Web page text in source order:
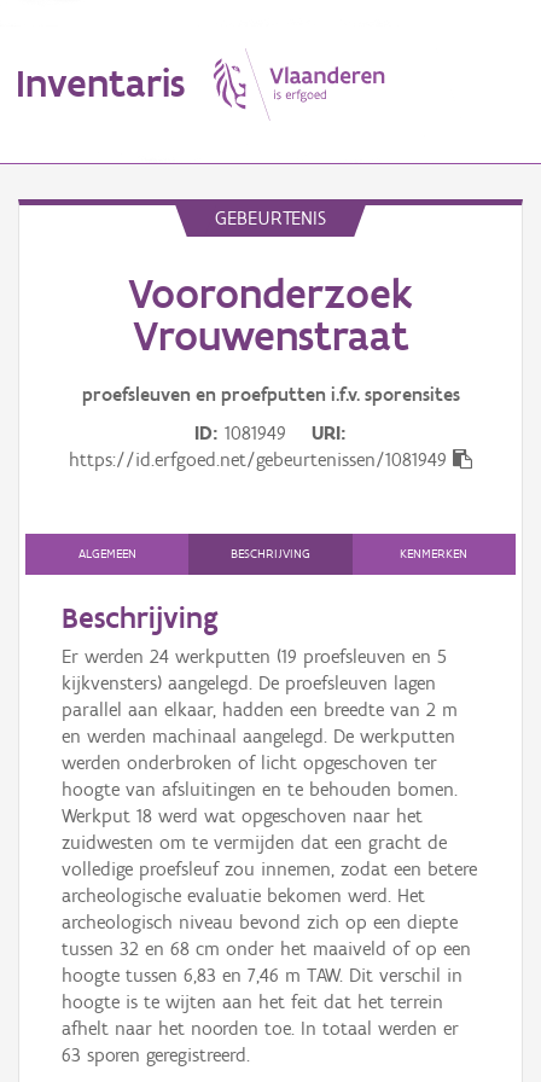
Inventaris
Aanduidingsobject
Waarneming
Persoon of collectief
Downloads
Hergebruik
Aanmelden
GEBEURTENIS
Vooronderzoek
Vrouwenstraat
proefsleuven en proefputten i.f.v. sporensites
ID 1081949
URI
https://id.erfgoed.net/gebeurtenissen/1081949
ALGEMEEN BESCHRIJVING KENMERKEN
Beschrijving
Er werden 24 werkputten (19 proefsleuven en 5
kijkvensters) aangelegd. De proefsleuven lagen
parallel aan elkaar, hadden een breedte van 2 m
en werden machinaal aangelegd. De werkputten
werden onderbroken of licht opgeschoven ter
hoogte van afsluitingen en te behouden bomen.
Werkput 18 werd wat opgeschoven naar het
zuidwesten om te vermijden dat een gracht de
volledige proefsleuf zou innemen, zodat een betere
archeologische evaluatie bekomen werd. Het
archeologisch niveau bevond zich op een diepte
tussen 32 en 68 cm onder het maaiveld of op een
hoogte tussen 6,83 en 7,46 m TAW. Dit verschil in
hoogte is te wijten aan het feit dat het terrein
afhelt naar het noorden toe. In totaal werden er
63 sporen geregistreerd.